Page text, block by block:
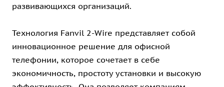
развивающихся организаций.
Технология Fanvil 2-Wire представляет собой
инновационное решение для офисной
телефонии, которое сочетает в себе
экономичность, простоту установки и высокую